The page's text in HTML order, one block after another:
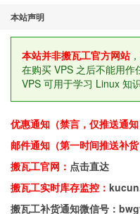
本站声明
本站并非搬瓦工官方网站
在购买 VPS 之后不能用
VPS 可用于学习 Linux 知
优惠通知（禁言，仅推送通知
邮件通知（第一时间推送补货
搬瓦工官网： 点击直达
搬瓦工实时库存监控：
搬瓦工补货通知微信号：